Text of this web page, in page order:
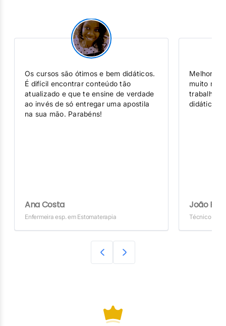
Os cursos são ótimos e bem didáticos.
É difícil encontrar conteúdo tão
atualizado e que te ensine de verdade
ao invés de só entregar uma apostila
na sua mão. Parabéns!
Ana Costa
Enfermeira esp. em Estomaterapia
Melhor
muito
didática
João
Técnico de